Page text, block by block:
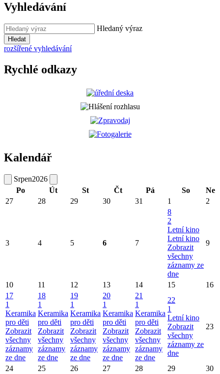
Vyhledávání
Hledaný výraz
Hledat
rozšířené vyhledávání
Rychlé odkazy
Kalendář
Srpen2026
Po
Út St Čt Pá So
Ne
27
28 29 30 31 1 2
3 4 5 6 7
8
2
Letní kino
Letní kino
Zobrazit
všechny
záznamy ze
dne
9
10 11 12 13 14 15
16
17
1
Keramika
pro děti
Zobrazit
všechny
záznamy
ze dne
18
1
Keramika
pro děti
Zobrazit
všechny
záznamy
ze dne
19
1
Keramika
pro děti
Zobrazit
všechny
záznamy
ze dne
20
1
Keramika
pro děti
Zobrazit
všechny
záznamy
ze dne
21
1
Keramika
pro děti
Zobrazit
všechny
záznamy
ze dne
22
1
Letní kino
Zobrazit
všechny
záznamy ze
dne
23
24 25 26 27 28 29 30